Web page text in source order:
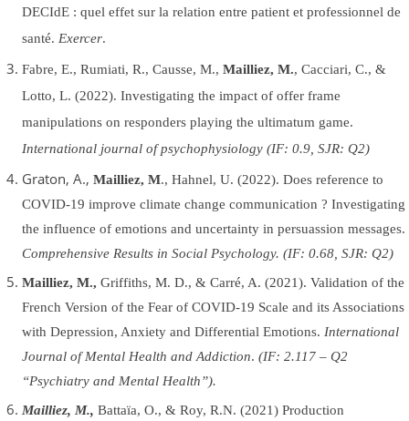
DECIdE : quel effet sur la relation entre patient et professionnel de
santé. Exercer.
Fabre, E., Rumiati, R., Causse, M., Mailliez, M., Cacciari, C., &
Lotto, L. (2022). Investigating the impact of offer frame
manipulations on responders playing the ultimatum game.
International journal of psychophysiology (IF: 0.9, SJR: Q2)
Graton, A., Mailliez, M., Hahnel, U. (2022). Does reference to
COVID-19 improve climate change communication ? Investigating
the influence of emotions and uncertainty in persuassion messages.
Comprehensive Results in Social Psychology. (IF: 0.68, SJR: Q2)
Mailliez, M., Griffiths, M. D., & Carré, A. (2021). Validation of the
French Version of the Fear of COVID-19 Scale and its Associations
with Depression, Anxiety and Differential Emotions. International
Journal of Mental Health and Addiction. (IF: 2.117 – Q2
“Psychiatry and Mental Health”).
Mailliez, M., Battaïa, O., & Roy, R.N. (2021) Production